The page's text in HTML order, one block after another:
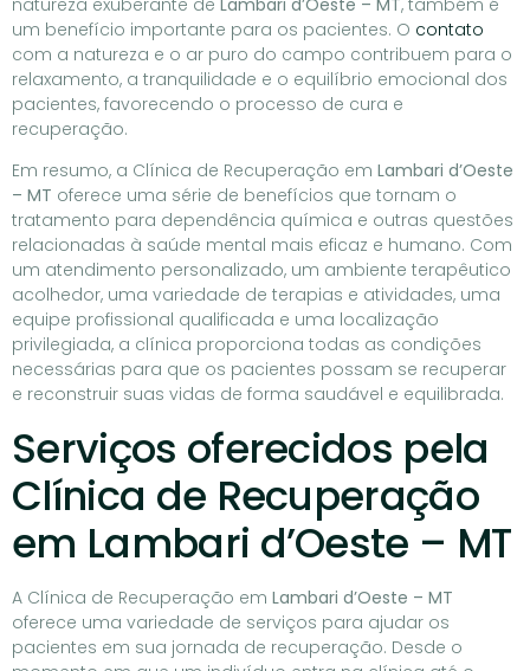
um benefício importante para os pacientes. O contato
com a natureza e o ar puro do campo contribuem para o
relaxamento, a tranquilidade e o equilíbrio emocional dos
pacientes, favorecendo o processo de cura e
recuperação.
Em resumo, a Clínica de Recuperação em Lambari d’Oeste
– MT oferece uma série de benefícios que tornam o
tratamento para dependência química e outras questões
relacionadas à saúde mental mais eficaz e humano. Com
um atendimento personalizado, um ambiente terapêutico
acolhedor, uma variedade de terapias e atividades, uma
equipe profissional qualificada e uma localização
privilegiada, a clínica proporciona todas as condições
necessárias para que os pacientes possam se recuperar
e reconstruir suas vidas de forma saudável e equilibrada.
Serviços oferecidos pela
Clínica de Recuperação
em Lambari d’Oeste – MT
A Clínica de Recuperação em Lambari d’Oeste – MT
oferece uma variedade de serviços para ajudar os
pacientes em sua jornada de recuperação. Desde o